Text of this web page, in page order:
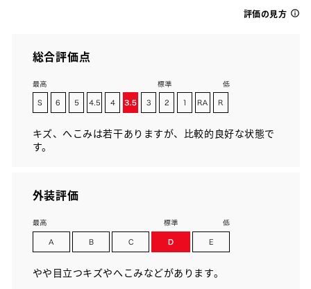
評価の見方
総合評価点
キズ、へこみは若干ありますが、比較的良好な状態で
す。
外装評価
やや目立つキズやへこみなどがあります。